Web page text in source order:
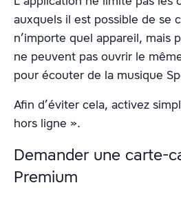
auxquels il est possible de se
n’importe quel appareil, mais
ne peuvent pas ouvrir le
pour écouter de la musique
Afin d’éviter cela, activez
hors ligne ».
Demander une carte-
Premium